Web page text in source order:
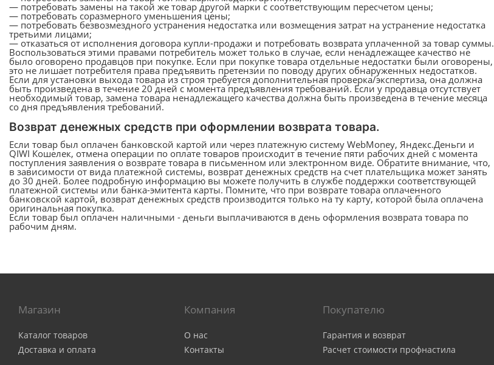
— потребовать замены на такой же товар другой марки с соответствующим пересчетом цены;
— потребовать соразмерного уменьшения цены;
— потребовать безвозмездного устранения недостатка или возмещения затрат на устранение недостатка
третьими лицами;
— отказаться от исполнения договора купли-продажи и потребовать возврата уплаченной за товар суммы.
Воспользоваться этими правами потребитель может только в случае, если ненадлежащее качество не
было оговорено продавцов при покупке. Если при покупке товара отдельные недостатки были оговорены,
это не лишает потребителя права предъявить претензии по поводу других обнаруженных недостатков.
Если для установки выхода товара из строя требуется дополнительная проверка/экспертиза, она должна
быть произведена в течение 20 дней с момента предъявления требований. Если у продавца отсутствует
необходимый товар, замена товара ненадлежащего качества должна быть произведена в течение месяца
со дня предъявления требований.
Возврат денежных средств при оформлении возврата товара.
Если товар был оплачен банковской картой или через платежную систему WebMoney, Яндекс.Деньги и
QIWI Кошелек, отмена операции по оплате товаров происходит в течение пяти рабочих дней с момента
поступления заявления о возврате товара в письменном или электронном виде. Обратите внимание, что,
в зависимости от вида платежной системы, возврат денежных средств на счет плательщика может занять
до 30 дней. Более подробную информацию вы можете получить в службе поддержки соответствующей
платежной системы или банка-эмитента карты. Помните, что при возврате товара оплаченного
банковской картой, возврат денежных средств производится только на ту карту, которой была оплачена
оригинальная покупка.
Если товар был оплачен наличными - деньги выплачиваются в день оформления возврата товара по
рабочим дням.
Магазин
Каталог товаров
Доставка и оплата
Компания
О нас
Контакты
Покупателю
Гарантия и возврат
Расчет стоимости профнастила